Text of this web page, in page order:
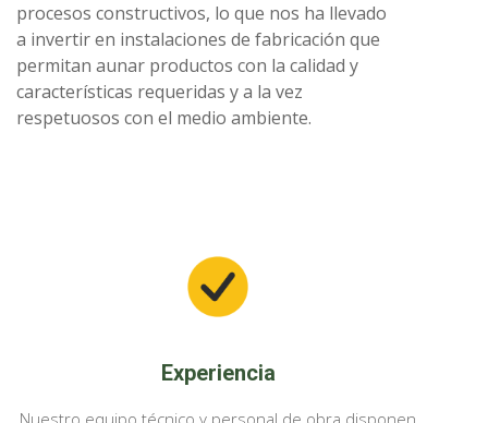
procesos constructivos, lo que nos ha llevado
a invertir en instalaciones de fabricación que
permitan aunar productos con la calidad y
características requeridas y a la vez
respetuosos con el medio ambiente.
Experiencia
Nuestro equipo técnico y personal de obra disponen